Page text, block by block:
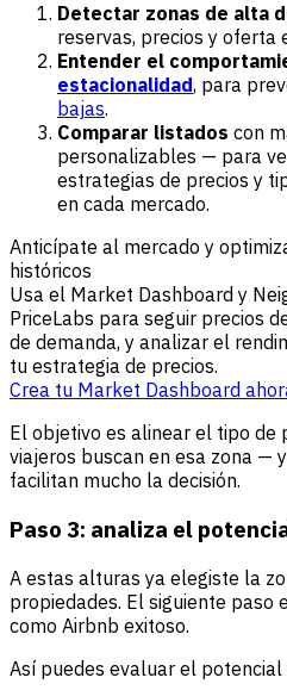
Detectar zonas de alta
reservas, precios y oferta
Entender el
estacionalidad, para
bajas.
Comparar listados con
personalizables — para
estrategias de precios y
en cada mercado.
Anticípate al mercado y
históricos
Usa el Market Dashboard y
PriceLabs para seguir precios
de demanda, y analizar el
tu estrategia de precios.
Crea tu Market Dashboard
El objetivo es alinear el tipo de
viajeros buscan en esa zona —
facilitan mucho la decisión.
Paso 3: analiza el
A estas alturas ya elegiste la
propiedades. El siguiente paso
como Airbnb exitoso.
Así puedes evaluar el potencial